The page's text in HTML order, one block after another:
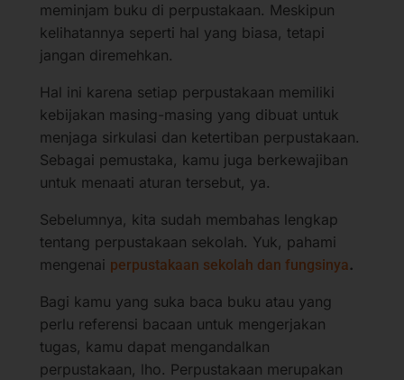
meminjam buku di perpustakaan. Meskipun
kelihatannya seperti hal yang biasa, tetapi
jangan diremehkan.
Hal ini karena setiap perpustakaan memiliki
kebijakan masing-masing yang dibuat untuk
menjaga sirkulasi dan ketertiban perpustakaan.
Sebagai pemustaka, kamu juga berkewajiban
untuk menaati aturan tersebut, ya.
Sebelumnya, kita sudah membahas lengkap
tentang perpustakaan sekolah. Yuk, pahami
mengenai perpustakaan sekolah dan fungsinya.
Bagi kamu yang suka baca buku atau yang
perlu referensi bacaan untuk mengerjakan
tugas, kamu dapat mengandalkan
perpustakaan, lho. Perpustakaan merupakan